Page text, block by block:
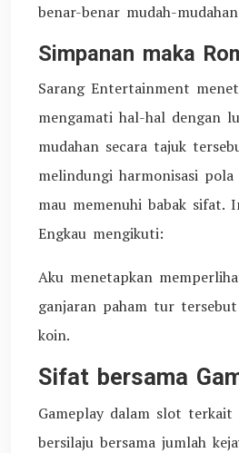
benar-benar mudah-
Simpanan maka
Sarang Entertainment
mengamati hal-hal dengan
mudahan secara tajuk
melindungi harmonisasi
mau memenuhi babak sifat.
Engkau mengikuti:
Aku menetapkan
ganjaran paham tur
koin.
Sifat bersama
Gameplay dalam slot terkait
bersilaju bersama jumlah